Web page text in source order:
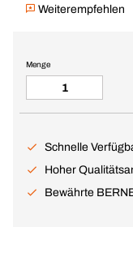
Weiterempfehlen
Menge
Schnelle
Hoher
Bewährte